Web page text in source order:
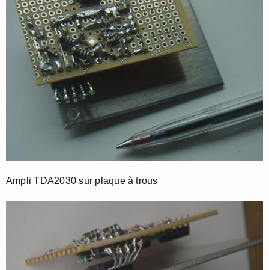
Ampli TDA2030 sur plaque à trous